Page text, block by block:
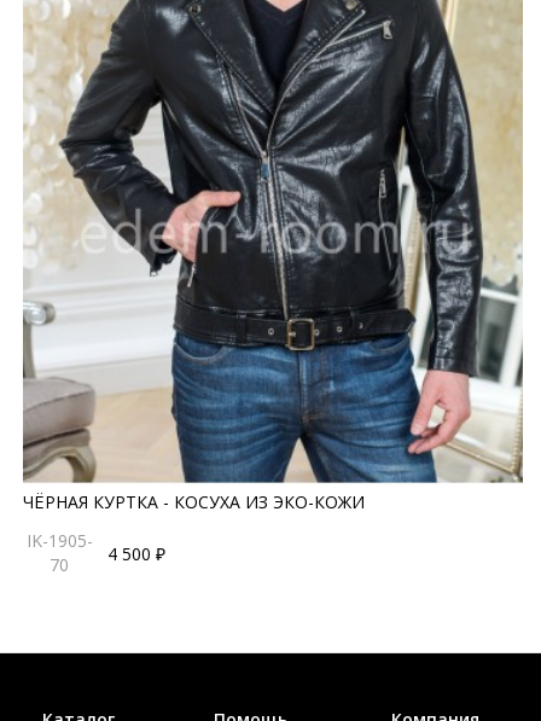
ЧЁРНАЯ КУРТКА - КОСУХА ИЗ ЭКО-КОЖИ
IK-1905-
70
4 500 ₽